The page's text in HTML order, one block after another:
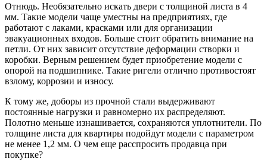
Отнюдь. Необязательно искать двери с толщиной листа в 4
мм. Такие модели чаще уместны на предприятиях, где
работают с лаками, красками или для организации
эвакуационных входов. Больше стоит обратить внимание на
петли. От них зависит отсутствие деформации створки и
коробки. Верным решением будет приобретение модели с
опорой на подшипнике. Такие ригели отлично противостоят
взлому, коррозии и износу.
К тому же, доборы из прочной стали выдерживают
постоянные нагрузки и равномерно их распределяют.
Полотно меньше изнашивается, сохраняются уплотнители. По
толщине листа для квартиры подойдут модели с параметром
не менее 1,2 мм. О чем еще расспросить продавца при
покупке?